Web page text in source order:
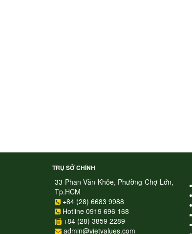
TRỤ SỞ CHÍNH
33 Phan Văn Khỏe, Phường Chợ Lớn,
Tp.HCM
+84 (28) 6683 9988
Hotline 0919 696 168
+84 (28) 3859 2289
admin@vietvalues.com